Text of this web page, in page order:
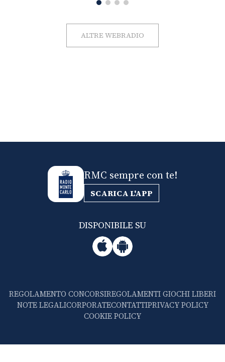
ALTRE WEBRADIO
RMC sempre con te!
SCARICA L'APP
DISPONIBILE SU
REGOLAMENTO CONCORSIREGOLAMENTI GIOCHI LIBERI
NOTE LEGALICORPORATECONTATTIPRIVACY POLICY
COOKIE POLICY